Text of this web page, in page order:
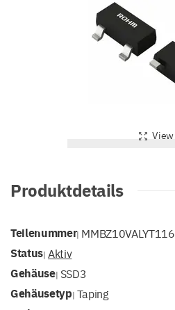
View
Produktdetails
Teilenummer| MMBZ10VALYT116
Status| Aktiv
Gehäuse| SSD3
Gehäusetyp| Taping